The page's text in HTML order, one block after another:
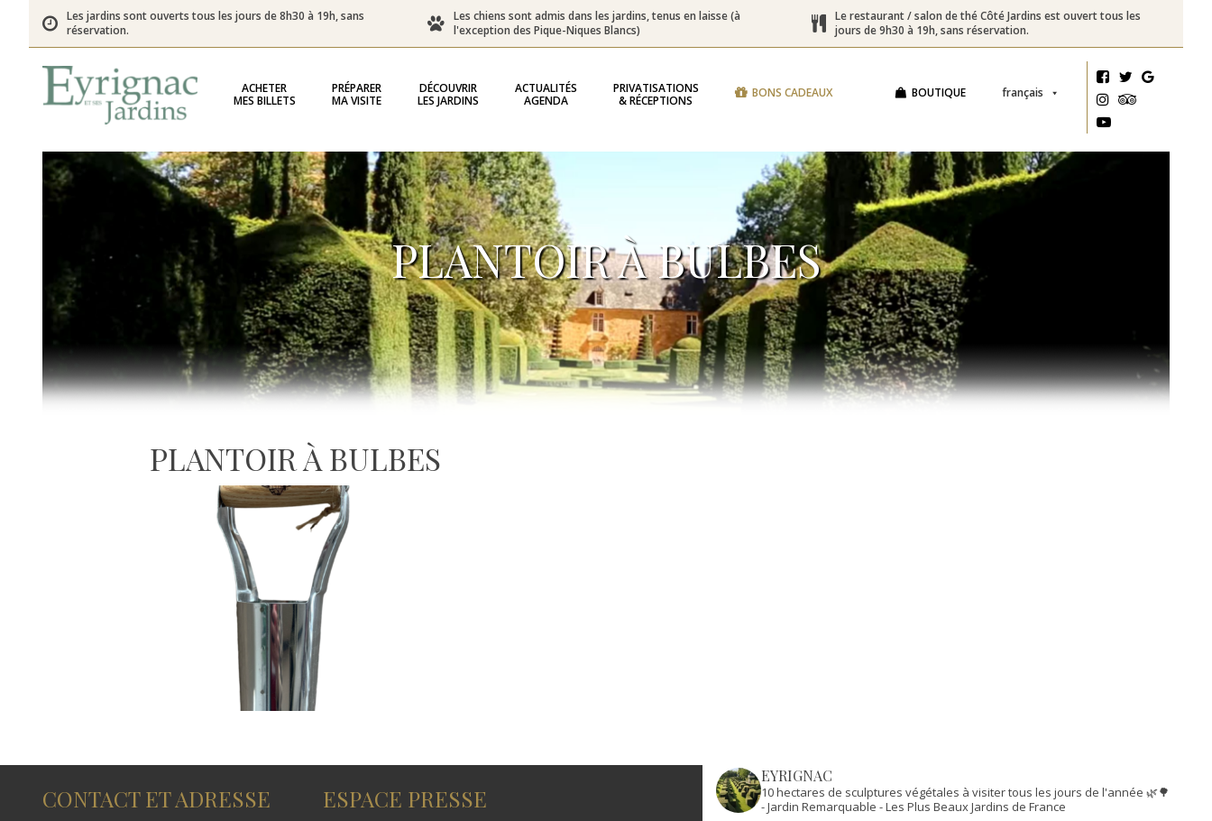
Les jardins sont ouverts tous les jours de 8h30 à 19h, sans
réservation.
Les chiens sont admis dans les jardins, tenus en laisse (à
l'exception des Pique-Niques Blancs)
Le restaurant / salon de thé Côté Jardins est ouvert tous les
jours de 9h30 à 19h, sans réservation.
ACHETER
MES BILLETS
PRÉPARER
MA VISITE
DÉCOUVRIR
LES JARDINS
ACTUALITÉS
AGENDA
PRIVATISATIONS
& RÉCEPTIONS
français
BOUTIQUE
BONS CADEAUX
PLANTOIR À BULBES
PLANTOIR À BULBES
CONTACT ET ADRESSE ESPACE PRESSE
EYRIGNAC
10 hectares de sculptures végétales à visiter tous les jours de l'année 🌿🌳
- Jardin Remarquable - Les Plus Beaux Jardins de France